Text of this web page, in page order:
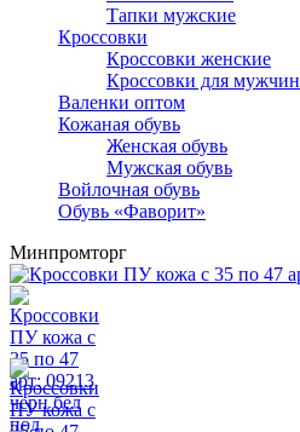
Тапки мужские
Кроссовки
Кроссовки женские
Кроссовки для мужчин
Валенки оптом
Кожаная обувь
Женская обувь
Мужская обувь
Войлочная обувь
Обувь «Фаворит»
Минпромторг